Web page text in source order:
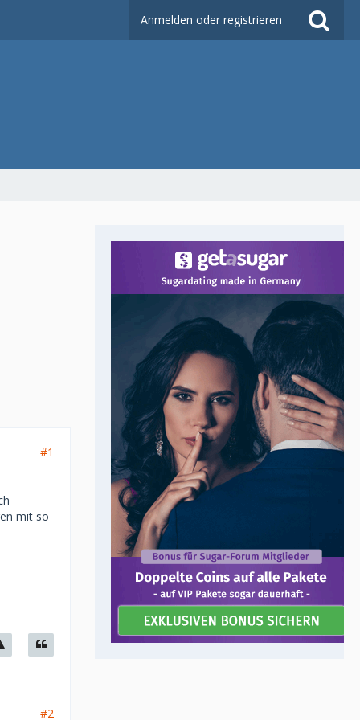
Anmelden oder registrieren
#1
mit so
#2